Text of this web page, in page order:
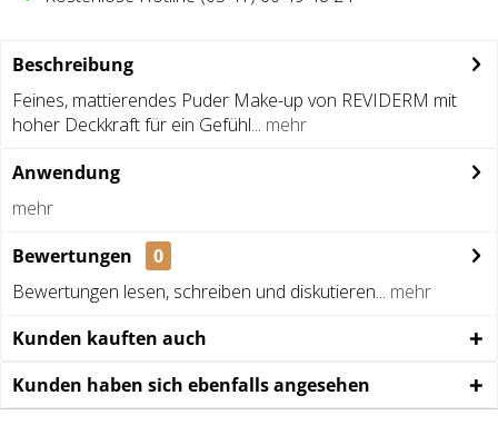
Beschreibung
Feines, mattierendes Puder Make-up von REVIDERM mit
hoher Deckkraft für ein Gefühl... mehr
Anwendung
mehr
Bewertungen
0
Bewertungen lesen, schreiben und diskutieren... mehr
Kunden kauften auch
Kunden haben sich ebenfalls angesehen